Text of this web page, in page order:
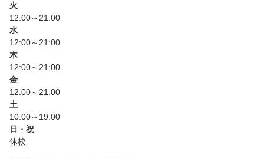
火
12:00～21:00
水
12:00～21:00
木
12:00～21:00
金
12:00～21:00
土
10:00～19:00
日・祝
休校